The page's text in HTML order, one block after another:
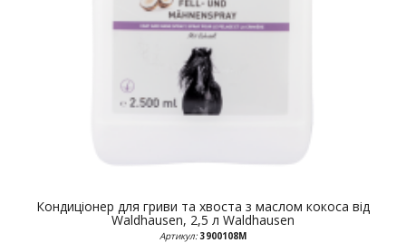
Кондиціонер для гриви та хвоста з маслом кокоса від
Waldhausen, 2,5 л Waldhausen
Артикул: 3900108М